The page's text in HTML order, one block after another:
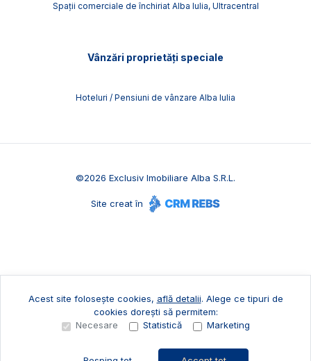
Spații comerciale de închiriat Alba Iulia, Ultracentral
Vânzări proprietăți speciale
Hoteluri / Pensiuni de vânzare Alba Iulia
©2026 Exclusiv Imobiliare Alba S.R.L.
Site creat în
Acest site folosește cookies, află detalii. Alege ce tipuri de
cookies dorești să permitem:
Necesare
Statistică Marketing